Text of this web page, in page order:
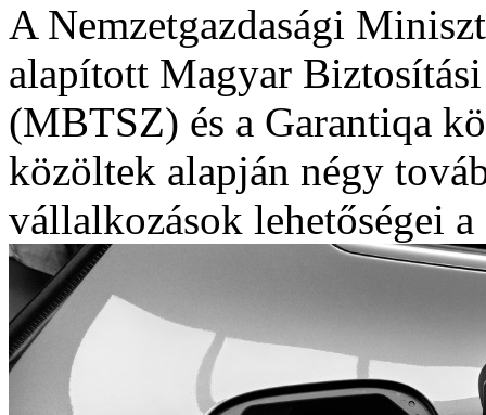
A Nemzetgazdasági
alapított Magyar Biztosítási
(MBTSZ) és a Garantiqa
közöltek alapján négy
vállalkozások lehetőségei